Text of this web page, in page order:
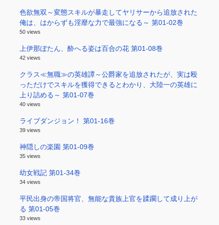
色欲無双～変態スキルが暴走してヤリサーから追放された
俺は、はからずも淫靡な力で最強になる～ 第01-02巻
50 views
上伊那ぼたん、酔へる姿は百合の花 第01-08巻
42 views
クラス≪無職≫の英雄譚～公爵家を追放されたが、実は殴
っただけでスキルを獲得できるとわかり、大陸一の英雄に
上り詰める～ 第01-07巻
40 views
ライブダンジョン！ 第01-16巻
39 views
神隠しの楽園 第01-09巻
35 views
幼女戦記 第01-34巻
34 views
平民出身の帝国将官、無能な貴族上官を蹂躙して成り上が
る 第01-05巻
33 views